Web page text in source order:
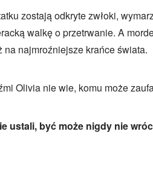
zostają odkryte zwłoki,
walkę o przetrwanie. A
na najmroźniejsze krańce świata.
Olivia nie wie, komu może
ustali, być może nigdy nie